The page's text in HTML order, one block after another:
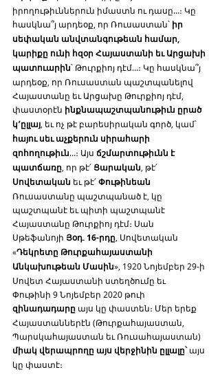
իրողութիւններուն իմաստն ու դասը…։ Կը
հասկնա՞յ արդեօք, որ Ռուսաստան՝ իր
սեփական անվտանգութեան համար,
կարիքը ունի հզօր Հայաստանի եւ Արցախի
պատուարին՝ Թուրքիոյ դէմ…։ Կը հասկնա՞յ
արդեօք, որ Ռուսաստան պաշտպանելով
Հայաստանը եւ Արցախը Թուրքիոյ դէմ,
փաստօրէն ինքնապաշտպանութիւն ըրած
կ՚ըլլայ , եւ ոչ թէ բարեսիրական գործ, կամ՝
հայու սեւ աչքերուն սիրահարի
զոհողութիւն…։ Այս ճշմարտութիւնն է
պատճառը , որ թէ՛ Ցարական , թէ՛
Սովետական եւ թէ՛ Փութինեան
Ռուսաստանը պաշտպանած է, կը
պաշտպանէ եւ պիտի պաշտպանէ
Հայաստանը Թուրքիոյ դէմ։ Սան
Սթեֆանոյի Յօդ. 16-րդը , Սովետական
«Դեկրետը Թուրքահայաստանի
Անկախութեան Մասին», 1920 Նոյեմբեր 29-ի
Սովետ Հայաստանի ստեղծումը եւ
Փութինի 9 Նոյեմբեր 2020 թուի
զինադադարը այս կը փաստեն։ Մեր երեք
Հայաստաններէն (Թուրքահայաստան,
Պարսկահայաստան եւ Ռուսահայաստան)
միակ վերապրողը այս վերջինին ըլլալը՝ այս
կը փաստէ։